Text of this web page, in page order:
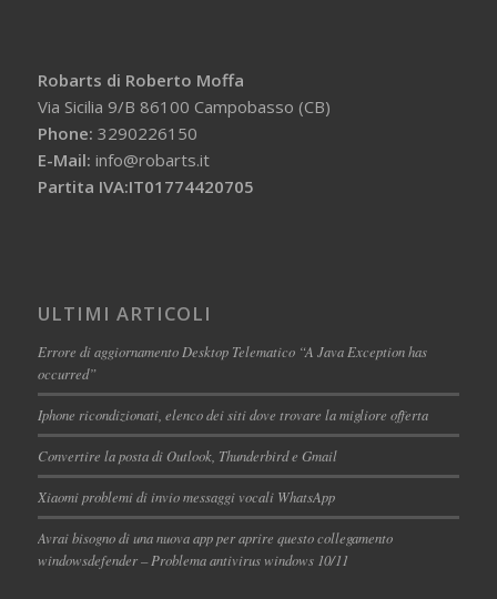
Robarts di Roberto Moffa
Via Sicilia 9/B 86100 Campobasso (CB)
Phone: 3290226150
E-Mail: info@robarts.it
Partita IVA:IT01774420705
ULTIMI ARTICOLI
Errore di aggiornamento Desktop Telematico “A Java Exception has
occurred”
Iphone ricondizionati, elenco dei siti dove trovare la migliore offerta
Convertire la posta di Outlook, Thunderbird e Gmail
Xiaomi problemi di invio messaggi vocali WhatsApp
Avrai bisogno di una nuova app per aprire questo collegamento
windowsdefender – Problema antivirus windows 10/11